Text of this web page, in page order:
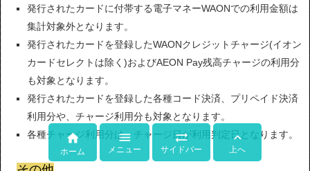
発行されたカードに付帯する電子マネーWAONでの利用金額は
集計対象外となります。
発行されたカードを登録したWAONクレジットチャージ(イオン
カードセレクトは除く)およびAEON Pay残高チャージの利用分
も対象となります。
発行されたカードを登録した各種コード決済、プリペイド決済
利用分や、チャージ利用分も対象となります。
各種チャージ利用分は、チャージ日が利用判定日となります。

ホーム

メニュー

サイドバー

上へ